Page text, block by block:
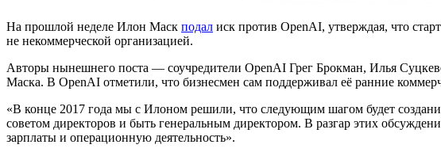
На прошлой неделе Илон Маск подал иск против OpenAI, утверждая, что
не некоммерческой организацией.
Авторы нынешнего поста — соучредители OpenAI Грег Брокман, Илья
Маска. В OpenAI отметили, что бизнесмен сам поддерживал её ранние
«В конце 2017 года мы с Илоном решили, что следующим шагом будет
советом директоров и быть генеральным директором. В разгар этих
зарплаты и операционную деятельность».